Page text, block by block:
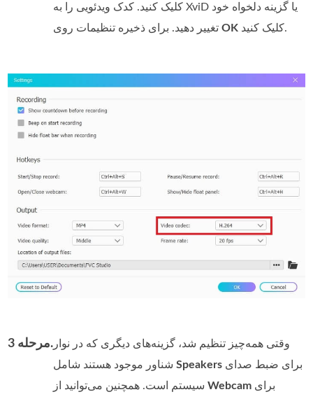
کلیک کنید. کدک ویدئویی را به XviD یا گزینه دلخواه خود
تغییر دهید. برای ذخیره تنظیمات رویOK کلیک کنید.
مرحله 3. وقتی همه‌چیز تنظیم شد، گزینه‌های دیگری که در نوار
شناور موجود هستند شاملSpeakers
سیستم است. همچنین می‌توانید ازWebcam